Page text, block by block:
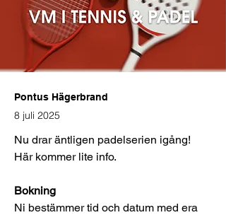
Pontus Hägerbrand
8 juli 2025
Nu drar äntligen padelserien igång!
Här kommer lite info.
Bokning
Ni bestämmer tid och datum med era